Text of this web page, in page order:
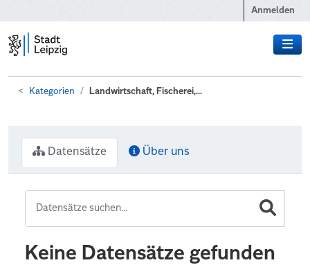
Anmelden
Kategorien Landwirtschaft, Fischerei,...
Datensätze Über uns
Keine Datensätze gefunden